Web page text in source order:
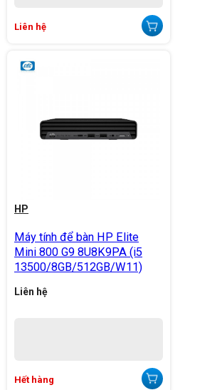
Liên hệ
HP
Máy tính để bàn HP Elite
Mini 800 G9 8U8K9PA (i5
13500/8GB/512GB/W11)
Liên hệ
Hết hàng